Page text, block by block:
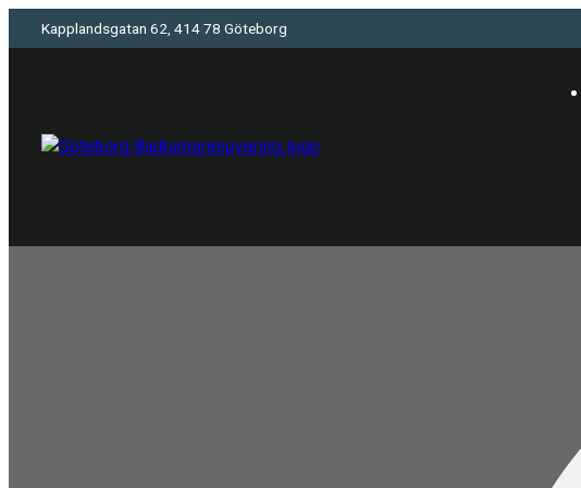
Kapplandsgatan 62, 414 78 Göteborg